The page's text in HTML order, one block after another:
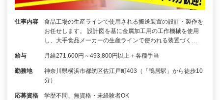
仕事内容
食品工場の生産ラインで使用される搬送装置の設計・製作を
お任せします。 設計図を基に金属加工用の工作機械を使用
し、大手食品メーカーの生産ラインで使われる装置づく…
給与 月給271,600円～493,800円以上＋各種手当
勤務地
神奈川県横浜市都筑区佐江戸町403（「鴨居駅」から徒歩10
分）
応募資格 学歴不問、無資格・未経験者OK